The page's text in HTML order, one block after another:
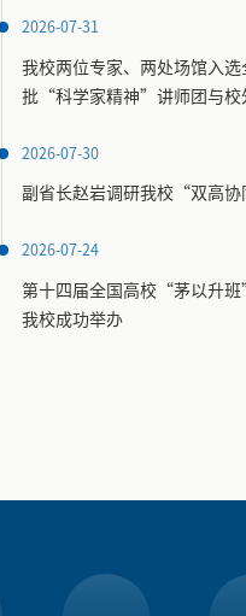
2026-07-31
我校两位专家、两处场馆入选
批“科学家精神”讲师团与校
2026-07-30
副省长赵岩调研我校“双高
2026-07-24
第十四届全国高校“茅以升
我校成功举办